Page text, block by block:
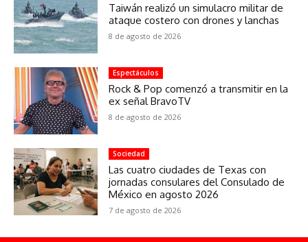
Taiwán realizó un simulacro militar de
ataque costero con drones y lanchas
8 de agosto de 2026
Espectáculos
Rock & Pop comenzó a transmitir en la
ex señal BravoTV
8 de agosto de 2026
Sociedad
Las cuatro ciudades de Texas con
jornadas consulares del Consulado de
México en agosto 2026
7 de agosto de 2026